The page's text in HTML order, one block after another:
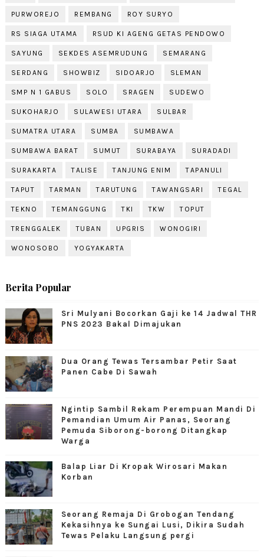
PURWOREJO REMBANG ROY SURYO
RS SIAGA UTAMA RSUD KI AGENG GETAS PENDOWO
SAYUNG SEKDES ASEMRUDUNG SEMARANG
SERDANG SHOWBIZ SIDOARJO SLEMAN
SMP N 1 GABUS SOLO SRAGEN SUDEWO
SUKOHARJO SULAWESI UTARA SULBAR
SUMATRA UTARA SUMBA SUMBAWA
SUMBAWA BARAT SUMUT SURABAYA SURADADI
SURAKARTA TALISE TANJUNG ENIM TAPANULI
TAPUT TARMAN TARUTUNG TAWANGSARI TEGAL
TEKNO TEMANGGUNG TKI TKW TOPUT
TRENGGALEK TUBAN UPGRIS WONOGIRI
WONOSOBO YOGYAKARTA
Berita Popular
Sri Mulyani Bocorkan Gaji ke 14 Jadwal THR
PNS 2023 Bakal Dimajukan
Dua Orang Tewas Tersambar Petir Saat
Panen Cabe Di Sawah
Ngintip Sambil Rekam Perempuan Mandi Di
Pemandian Umum Air Panas, Seorang
Pemuda Siborong-borong Ditangkap
Warga
Balap Liar Di Kropak Wirosari Makan
Korban
Seorang Remaja Di Grobogan Tendang
Kekasihnya ke Sungai Lusi, Dikira Sudah
Tewas Pelaku Langsung pergi